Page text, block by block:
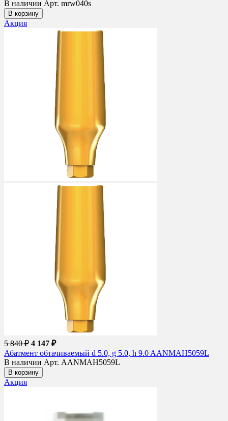
В наличии Арт. mrw040s
В корзину
Акция
5 840 ₽ 4 147 ₽
Абатмент обтачиваемый d 5.0, g 5.0, h 9.0 AANMAH5059L
В наличии Арт. AANMAH5059L
В корзину
Акция